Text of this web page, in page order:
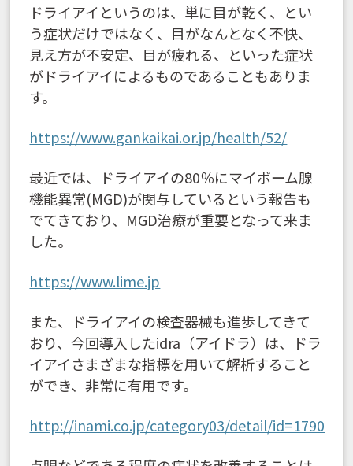
ドライアイというのは、単に目が乾く、とい
う症状だけではなく、目がなんとなく不快、
見え方が不安定、目が疲れる、といった症状
がドライアイによるものであることもありま
す。
https://www.gankaikai.or.jp/health/52/
最近では、ドライアイの80％にマイボーム腺
機能異常(MGD)が関与しているという報告も
でてきており、MGD治療が重要となって来ま
した。
https://www.lime.jp
また、ドライアイの検査器械も進歩してきて
おり、今回導入したidra（アイドラ）は、ドラ
イアイさまざまな指標を用いて解析すること
ができ、非常に有用です。
http://inami.co.jp/category03/detail/id=1790